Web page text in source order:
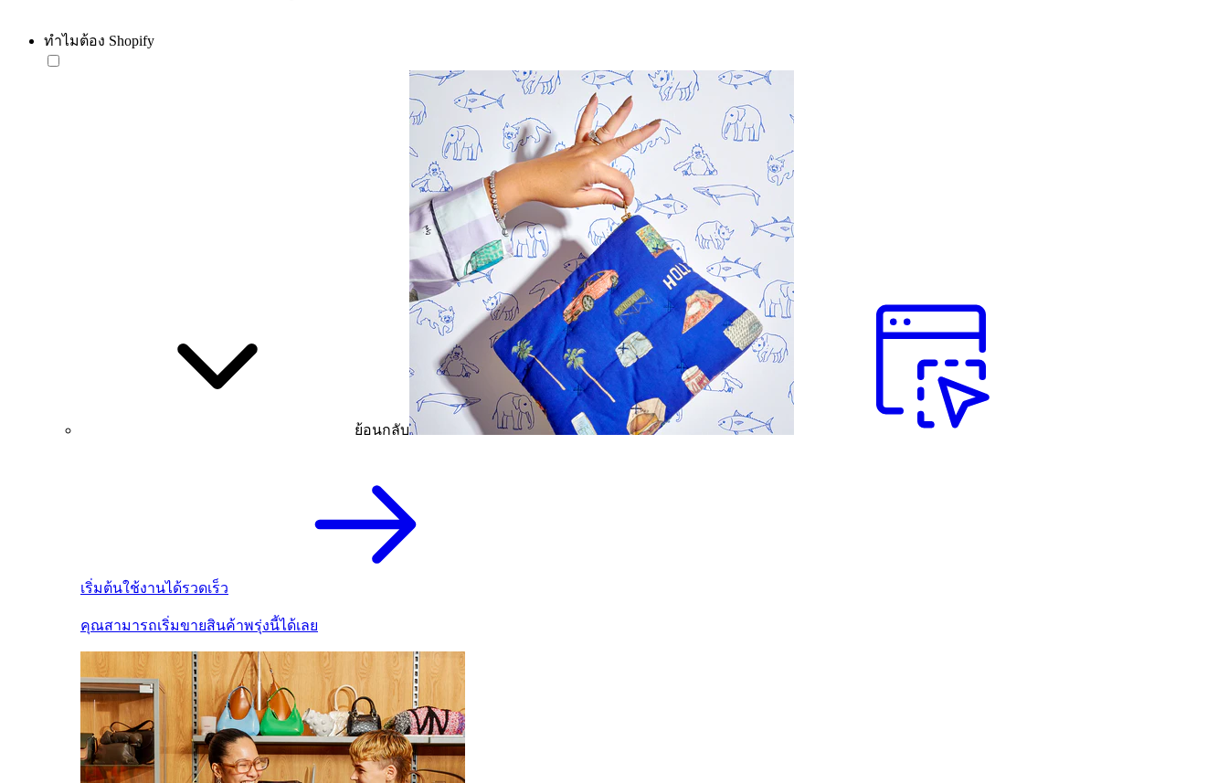
ทำไมต้อง Shopify
ย้อนกลับ
เริ่มต้นใช้งานได้รวดเร็ว
คุณสามารถเริ่มขายสินค้าพรุ่งนี้ได้เลย